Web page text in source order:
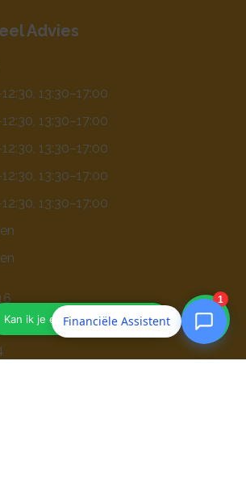
Advies
13:30–17:00
13:30–17:00
13:30–17:00
13:30–17:00
13:30–17:00
Financiële Assistent